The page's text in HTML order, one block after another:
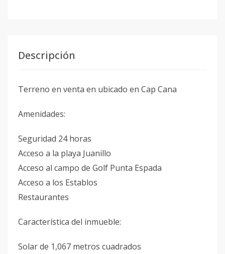
Descripción
Terreno en venta en ubicado en Cap Cana
Amenidades:
Seguridad 24 horas
Acceso a la playa Juanillo
Acceso al campo de Golf Punta Espada
Acceso a los Establos
Restaurantes
Característica del inmueble:
Solar de 1,067 metros cuadrados